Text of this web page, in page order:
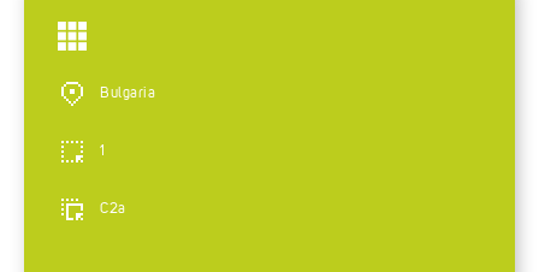
Bulgaria
1
C2a